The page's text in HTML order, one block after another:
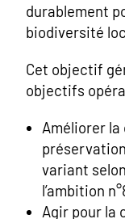
durablement
biodiversité
Cet objectif
objectifs
Améliorer la
variant
l’ambition
Agir pour la